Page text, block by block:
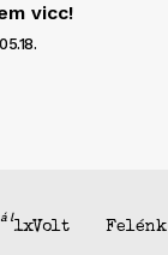
vicc!
1xVolt Felénk